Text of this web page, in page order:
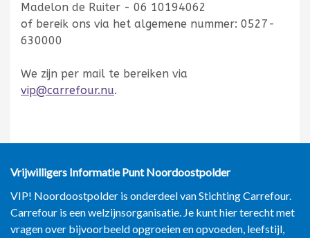
Madelon de Ruiter - 06 10194062
of bereik ons via het algemene nummer: 0527-
630000
We zijn per mail te bereiken via
vip@carrefour.nu.
Vrijwilligers Informatie PuntNoordoostpolder
VIP! Noordoostpolder is onderdeel van Stichting Carrefour.
Carrefour is een welzijnsorganisatie. Je kunt hier terecht met
vragen over bijvoorbeeld opgroeien en opvoeden, leefstijl,